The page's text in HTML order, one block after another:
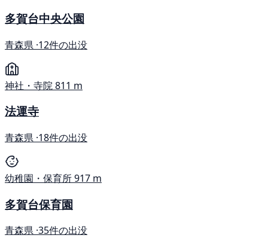
多賀台中央公園
青森県 ·12件の出没
神社・寺院811 m
法運寺
青森県 ·18件の出没
幼稚園・保育所917 m
多賀台保育園
青森県 ·35件の出没